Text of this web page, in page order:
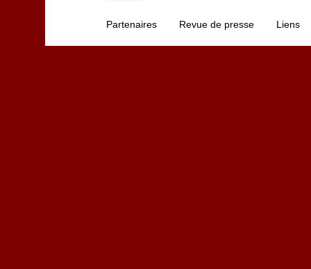
Partenaires Revue de presse Liens